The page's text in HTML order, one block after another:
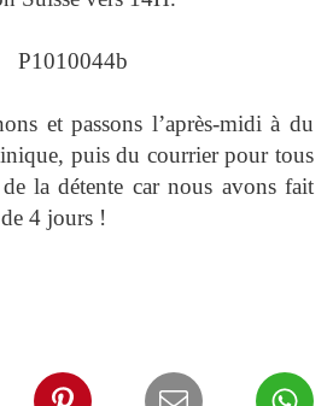
et passons l’après-midi à du
puis du courrier pour tous
la détente car nous avons fait
4 jours !